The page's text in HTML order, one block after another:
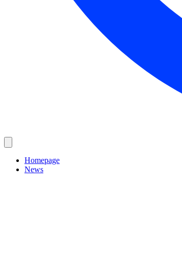
Homepage
News